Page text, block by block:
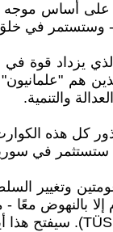
أساس موجه
وستستمر في
يزداد قوة في
هم
والتنمية.
كل هذه
في
وتغيير
بالنهوض معًا